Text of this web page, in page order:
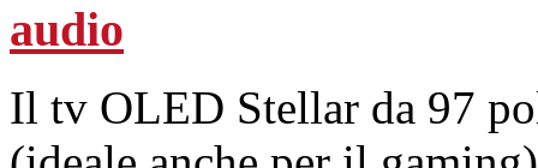
audio
Il tv OLED Stellar da 97